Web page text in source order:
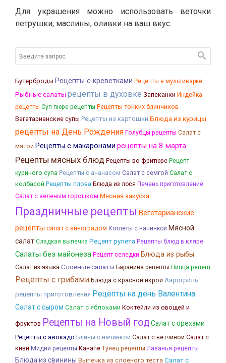
Для украшения можно использовать веточки
петрушки, маслины, оливки на ваш вкус.
Бутерброды Рецепты с креветками Рецепты в мультиварке
Рыбные салаты рецепты в духовке Запеканки Индейка
рецепты Суп пюре рецепты Рецепты тонких блинчиков
Вегетарианские супы Рецепты из картошки Блюда из курицы
рецепты на День Рождения Голубцы рецепты Салат с
мятой Рецепты с макаронами рецепты на 8 марта
Рецепты мясных блюд Рецепты во фритюре Рецепт
куриного супа Рецепты с ананасом Салат с семгой Салат с
колбасой Рецепты плова Блюда из лося Печень приготовление
Салат с зеленым горошком Мясная закуска
Праздничные рецепты Вегетарианские
рецепты салат с виноградом Котлеты с начинкой Мясной
салат Сладкая выпечка Рецепт рулета Рецепты блюд в кляре
Салаты без майонеза Рецепт селедки Блюда из рыбы
Салат из языка Слоеные салаты Баранина рецепты Пицца рецепт
Рецепты с грибами Блюда с красной икрой Аэрогриль
рецепты приготовления Рецепты на день Валентина
Салат с сыром Салат с яблоками Коктейли из овощей и
фруктов Рецепты на Новый годСалат с орехами
Рецепты с авокадо Блины с начинкой Салат с ветчиной Салат с
киви Мидии рецепты Канапе Тунец рецепты Лазанья рецепты
Блюда из свинины Выпечка из слоеного теста Салат с